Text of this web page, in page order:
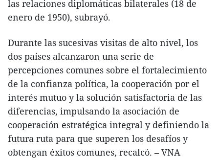
las relaciones diplomáticas bilaterales (18 de
enero de 1950), subrayó.
Durante las sucesivas visitas de alto nivel, los
dos países alcanzaron una serie de
percepciones comunes sobre el fortalecimiento
de la confianza política, la cooperación por el
interés mutuo y la solución satisfactoria de las
diferencias, impulsando la asociación de
cooperación estratégica integral y definiendo la
futura ruta para que superen los desafíos y
obtengan éxitos comunes, recalcó. – VNA